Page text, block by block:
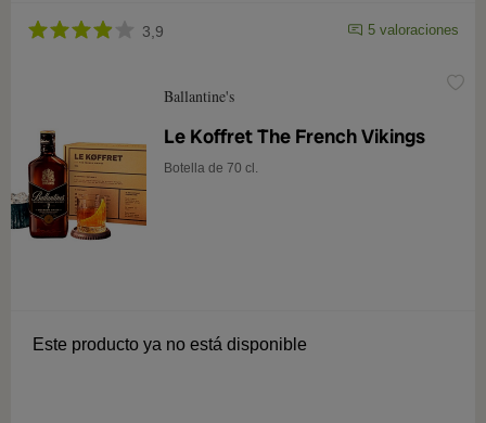
3,9 5 valoraciones
Ballantine's
Le Koffret The French Vikings
Botella de 70 cl.
Este producto ya no está disponible